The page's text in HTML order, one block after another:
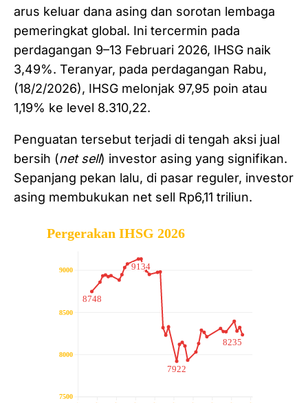
arus keluar dana asing dan sorotan lembaga
pemeringkat global. Ini tercermin pada
perdagangan 9–13 Februari 2026, IHSG naik
3,49%. Teranyar, pada perdagangan Rabu,
(18/2/2026), IHSG melonjak 97,95 poin atau
1,19% ke level 8.310,22.
Penguatan tersebut terjadi di tengah aksi jual
bersih (net sell) investor asing yang signifikan.
Sepanjang pekan lalu, di pasar reguler, investor
asing membukukan net sell Rp6,11 triliun.